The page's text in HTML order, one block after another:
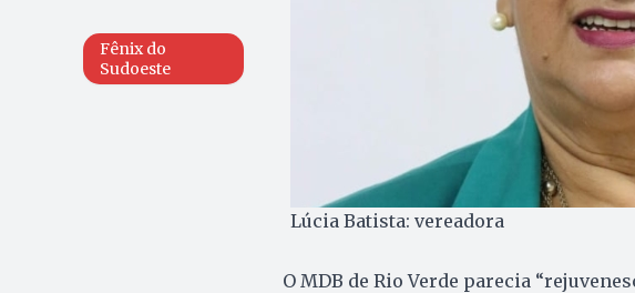
Fênix do
Sudoeste
Lúcia Batista: vereadora
O MDB de Rio Verde parecia